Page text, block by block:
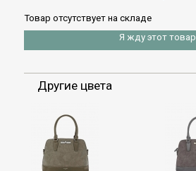
Товар отсутствует на складе
Я жду этот товар
Другие цвета